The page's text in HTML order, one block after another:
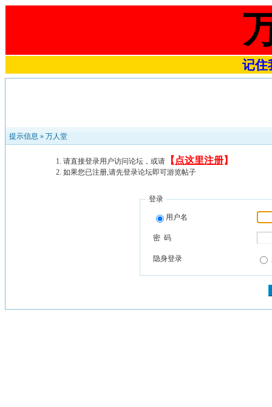
记住
提示信息 » 万人堂
请直接登录用户访问论坛，或请 【 点这里注册】
如果您已注册,请先登录论坛即可游览帖子
登录
用户名
密 码
隐身登录